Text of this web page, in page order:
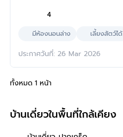
4
มีห้องนอนล่าง
เลี้ยงสัตว์ได้
ประกาศวันที่: 26 Mar 2026
ทั้งหมด 1 หน้า
บ้านเดี่ยวในพื้นที่ใกล้เคียง